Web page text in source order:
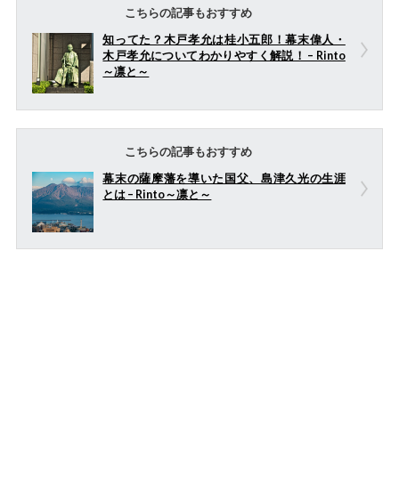
こちらの記事もおすすめ
知ってた？木戸孝允は桂小五郎！幕末偉人・
木戸孝允についてわかりやすく解説！ – Rinto
～凛と～
こちらの記事もおすすめ
幕末の薩摩藩を導いた国父、島津久光の生涯
とは – Rinto～凛と～